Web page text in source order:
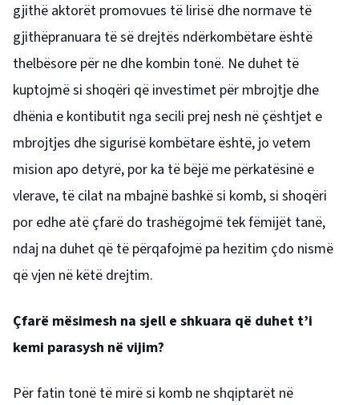
gjithë aktorët promovues të lirisë dhe normave të
gjithëpranuara të së drejtës ndërkombëtare është
thelbësore për ne dhe kombin tonë. Ne duhet të
kuptojmë si shoqëri që investimet për mbrojtje dhe
dhënia e kontibutit nga secili prej nesh në çështjet e
mbrojtjes dhe sigurisë kombëtare është, jo vetem
mision apo detyrë, por ka të bëjë me përkatësinë e
vlerave, të cilat na mbajnë bashkë si komb, si shoqëri
por edhe atë çfarë do trashëgojmë tek fëmijët tanë,
ndaj na duhet që të përqafojmë pa hezitim çdo nismë
që vjen në këtë drejtim.
Çfarë mësimesh na sjell e shkuara që duhet t’i
kemi parasysh në vijim?
Për fatin tonë të mirë si komb ne shqiptarët në